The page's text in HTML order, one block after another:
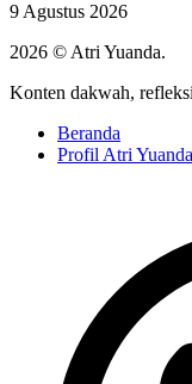
9 Agustus 2026
2026 © Atri Yuanda.
Konten dakwah,
Beranda
Profil Atri Yuanda